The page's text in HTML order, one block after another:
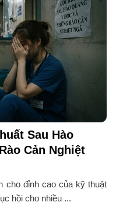
Sau Hào
Cản Nghiệt
cho đỉnh cao của kỹ thuật
hồi cho nhiều ...